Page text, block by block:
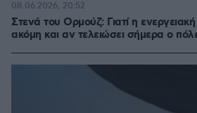
Στενά του Ορμούζ: Γιατί η
ακόμη και αν τελειώσει σήμερα ο
08.06.2026, 20:52